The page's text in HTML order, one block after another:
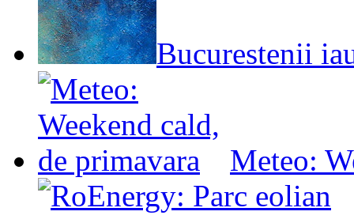
Bucurestenii
Meteo: